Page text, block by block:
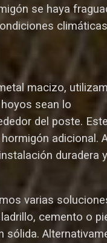
se haya
macizo,
sean lo
del poste.
adicional.
duradera
varias
cemento o
sólida.